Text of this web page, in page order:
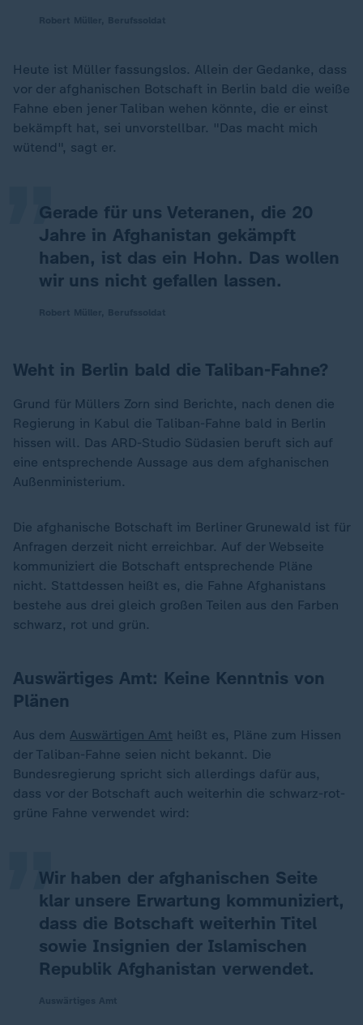
Heute ist Müller fassungslos. Allein der Gedanke, dass
vor der afghanischen Botschaft in Berlin bald die weiße
Fahne eben jener Taliban wehen könnte, die er einst
bekämpft hat, sei unvorstellbar. "Das macht mich
wütend", sagt er.
Gerade für uns Veteranen, die 20
Jahre in Afghanistan gekämpft
haben, ist das ein Hohn. Das wollen
wir uns nicht gefallen lassen.
„
Weht in Berlin bald die Taliban-Fahne?
Grund für Müllers Zorn sind Berichte, nach denen die
Regierung in Kabul die Taliban-Fahne bald in Berlin
hissen will. Das ARD-Studio Südasien beruft sich auf
eine entsprechende Aussage aus dem afghanischen
Außenministerium.
Die afghanische Botschaft im Berliner Grunewald ist für
Anfragen derzeit nicht erreichbar. Auf der Webseite
kommuniziert die Botschaft entsprechende Pläne
nicht. Stattdessen heißt es, die Fahne Afghanistans
bestehe aus drei gleich großen Teilen aus den Farben
schwarz, rot und grün.
Auswärtiges Amt: Keine Kenntnis von
Plänen
Aus dem Auswärtigen Amt heißt es, Pläne zum Hissen
der Taliban-Fahne seien nicht bekannt. Die
Bundesregierung spricht sich allerdings dafür aus,
dass vor der Botschaft auch weiterhin die schwarz-rot-
grüne Fahne verwendet wird:
Wir haben der afghanischen Seite
klar unsere Erwartung kommuniziert,
dass die Botschaft weiterhin Titel
sowie Insignien der Islamischen
Republik Afghanistan verwendet.
„